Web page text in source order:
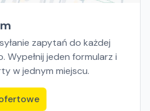
zapytań do każdej
Wypełnij jeden formularz i
w jednym miejscu.